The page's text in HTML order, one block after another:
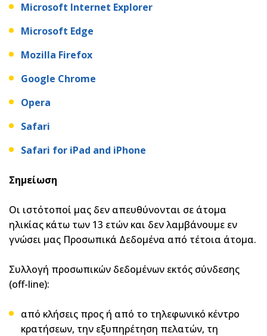
Microsoft Internet Explorer
Microsoft Edge
Mozilla Firefox
Google Chrome
Opera
Safari
Safari for iPad and iPhone
Σημείωση
Οι ιστότοποί μας δεν απευθύνονται σε άτομα
ηλικίας κάτω των 13 ετών και δεν λαμβάνουμε εν
γνώσει μας Προσωπικά Δεδομένα από τέτοια άτομα.
Συλλογή προσωπικών δεδομένων εκτός σύνδεσης
(off-line):
από κλήσεις προς ή από το τηλεφωνικό κέντρο
κρατήσεων, την εξυπηρέτηση πελατών, τη